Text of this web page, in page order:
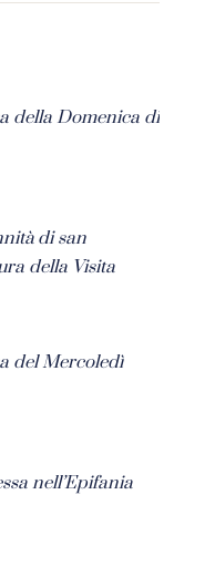
della Domenica di
di san
della Visita
del Mercoledì
nell’Epifania